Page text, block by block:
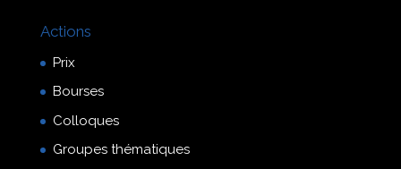
Actions
Prix
Bourses
Colloques
Groupes thématiques